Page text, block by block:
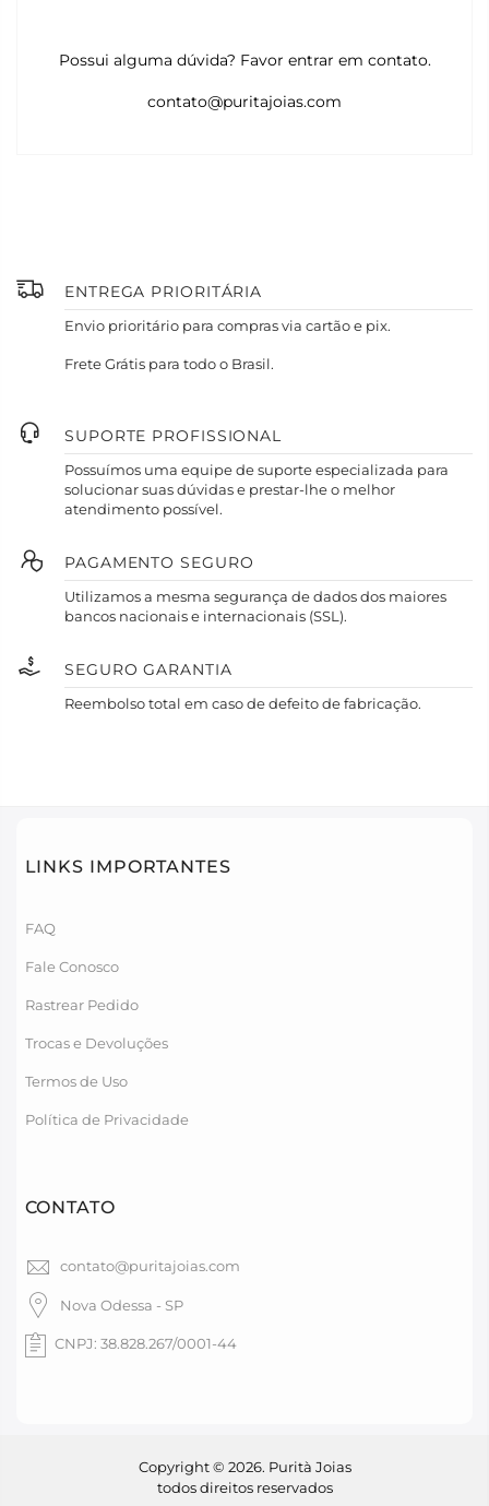
Possui alguma dúvida? Favor entrar em contato.
contato@puritajoias.com
ENTREGA PRIORITÁRIA
Envio prioritário para compras via cartão e pix.
Frete Grátis para todo o Brasil.
SUPORTE PROFISSIONAL
Possuímos uma equipe de suporte especializada para
solucionar suas dúvidas e prestar-lhe o melhor
atendimento possível.
PAGAMENTO SEGURO
Utilizamos a mesma segurança de dados dos maiores
bancos nacionais e internacionais (SSL).
SEGURO GARANTIA
Reembolso total em caso de defeito de fabricação.
LINKS IMPORTANTES
FAQ
Fale Conosco
Rastrear Pedido
Trocas e Devoluções
Termos de Uso
Política de Privacidade
CONTATO
contato@puritajoias.com
Nova Odessa - SP
CNPJ: 38.828.267/0001-44
Copyright © 2026. Purità Joias
todos direitos reservados